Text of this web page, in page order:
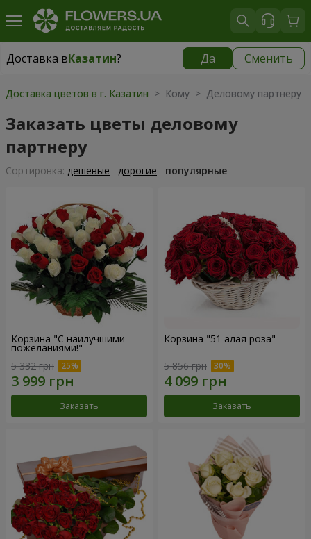
Доставка вКазатин? Да Сменить
Доставка вКазатин|
Доставка цветов в г. Казатин > Кому > Деловому партнеру
Заказать цветы деловому
партнеру
Cортировка: дешевые дорогие популярные
Корзина "С наилучшими
пожеланиями!"
5 332 грн
Заказать
Корзина "51 алая роза"
5 856 грн
Заказать